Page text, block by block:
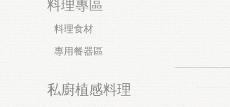
料理專區
料理食材
專用餐器區
私廚植感料理